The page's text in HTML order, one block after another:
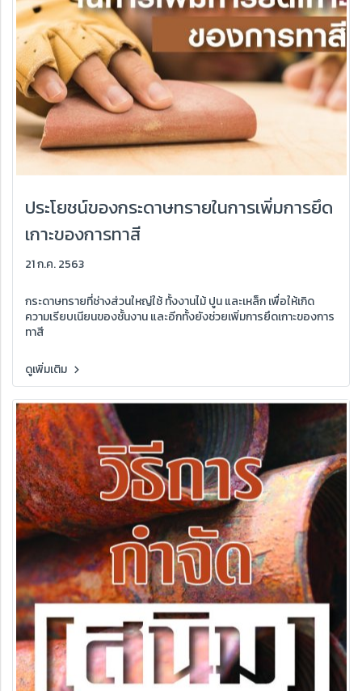
ประโยชน์ของกระดาษทรายในการเพิ่มการยึด
เกาะของการทาสี
21 ก.ค. 2563
กระดาษทรายที่ช่างส่วนใหญ่ใช้ ทั้งงานไม้ ปูน และเหล็ก เพื่อให้เกิด
ความเรียบเนียนของชั้นงาน และอีกทั้งยังช่วยเพิ่มการยึดเกาะของการ
ทาสี
ดูเพิ่มเติม